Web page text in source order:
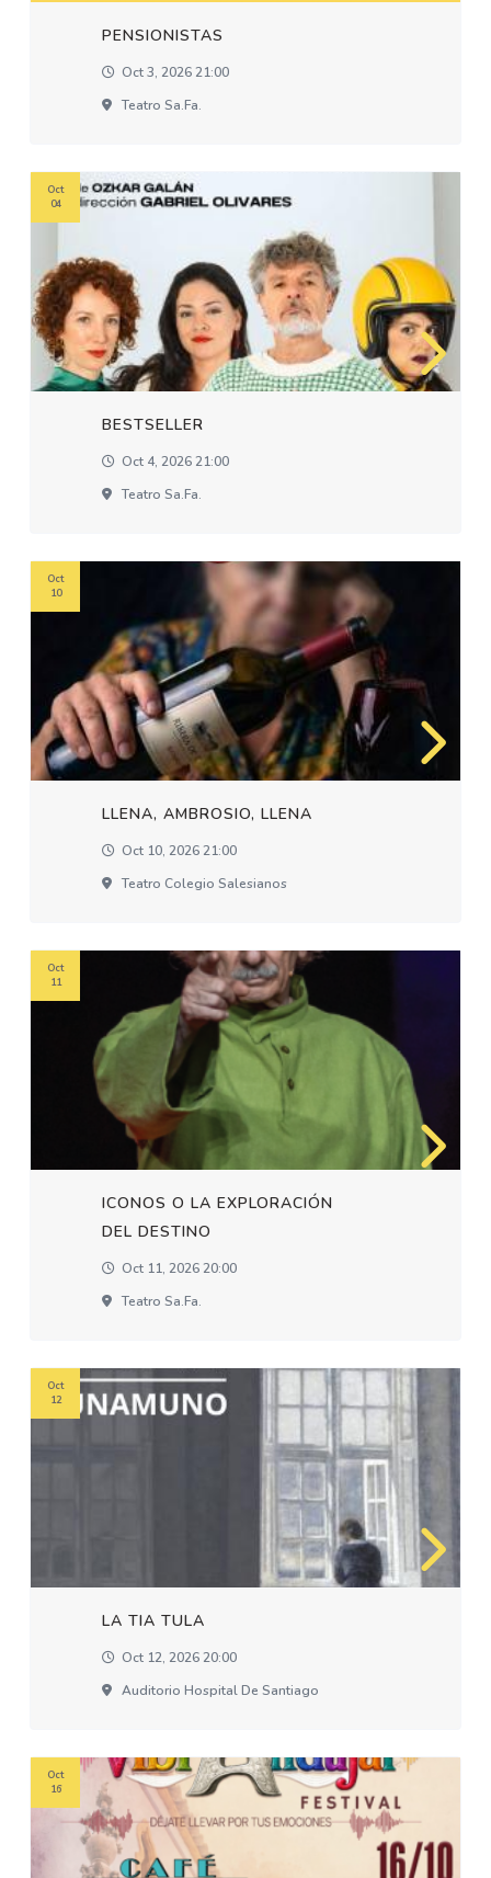
PENSIONISTAS
Oct 3, 2026 21:00
Teatro Sa.fa.
BESTSELLER
Oct 4, 2026 21:00
Teatro Sa.fa.
Oct
04
LLENA, AMBROSIO, LLENA
Oct 10, 2026 21:00
Teatro Colegio Salesianos
Oct
10
ICONOS O LA EXPLORACIÓN
DEL DESTINO
Oct 11, 2026 20:00
Teatro Sa.fa.
Oct
11
LA TIA TULA
Oct 12, 2026 20:00
Auditorio Hospital De Santiago
Oct
12
Oct
16